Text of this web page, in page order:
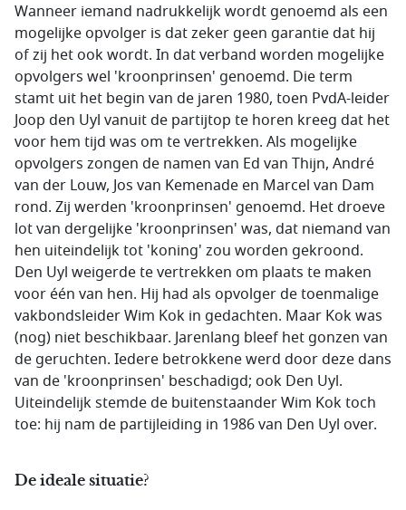
Wanneer iemand nadrukkelijk wordt genoemd als een
mogelijke opvolger is dat zeker geen garantie dat hij
of zij het ook wordt. In dat verband worden mogelijke
opvolgers wel 'kroonprinsen' genoemd. Die term
stamt uit het begin van de jaren 1980, toen PvdA-leider
Joop den Uyl vanuit de partijtop te horen kreeg dat het
voor hem tijd was om te vertrekken. Als mogelijke
opvolgers zongen de namen van Ed van Thijn, André
van der Louw, Jos van Kemenade en Marcel van Dam
rond. Zij werden 'kroonprinsen' genoemd. Het droeve
lot van dergelijke 'kroonprinsen' was, dat niemand van
hen uiteindelijk tot 'koning' zou worden gekroond.
Den Uyl weigerde te vertrekken om plaats te maken
voor één van hen. Hij had als opvolger de toenmalige
vakbondsleider Wim Kok in gedachten. Maar Kok was
(nog) niet beschikbaar. Jarenlang bleef het gonzen van
de geruchten. Iedere betrokkene werd door deze dans
van de 'kroonprinsen' beschadigd; ook Den Uyl.
Uiteindelijk stemde de buitenstaander Wim Kok toch
toe: hij nam de partijleiding in 1986 van Den Uyl over.
De ideale situatie?